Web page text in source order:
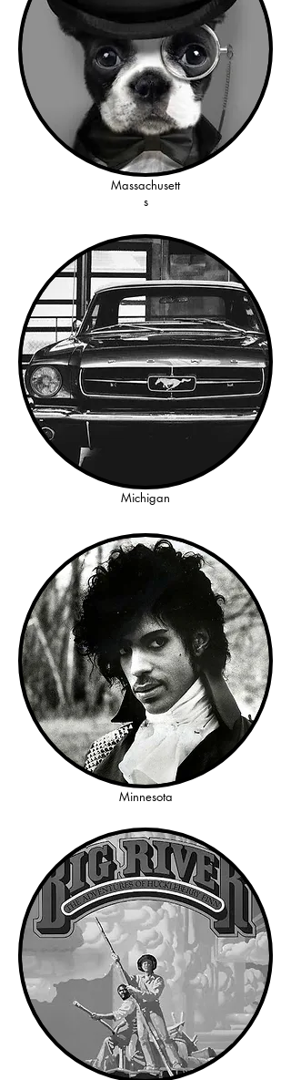
Massachusett
s
Michigan
Minnesota